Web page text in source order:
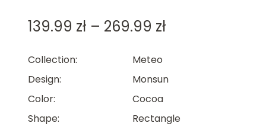
139.99 zł – 269.99 zł
269.99 zł
Collection
Meteo
Design
Monsun
Color
Cocoa
Shape
Rectangle